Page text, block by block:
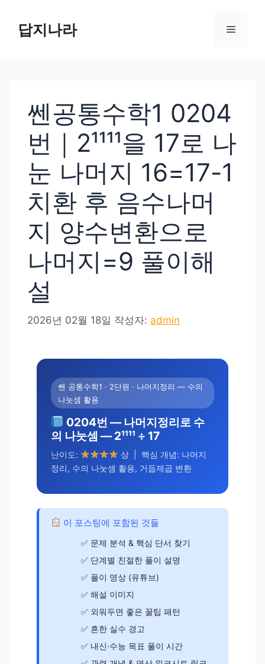
답지나라 메
쎈공통수학1 0204
번｜2¹¹¹¹을 17로 나
눈 나머지 16=17-1
치환 후 음수나머
지 양수변환으로
나머지=9 풀이해
설
2026년 02월 18일 작성자: admin
쎈 공통수학1 · 2단원 · 나머지정리 — 수의
나눗셈 활용
0204번 — 나머지정리로 수
의 나눗셈 — 2¹¹¹¹ ÷ 17
난이도:
상 | 핵심 개념: 나머지
정리, 수의 나눗셈 활용, 거듭제곱 변환
이 포스팅에 포함된 것들
문제 분석 & 핵심 단서 찾기
단계별 친절한 풀이 설명
풀이 영상 (유튜브)
해설 이미지
외워두면 좋은 꿀팁 패턴
흔한 실수 경고
내신·수능 목표 풀이 시간